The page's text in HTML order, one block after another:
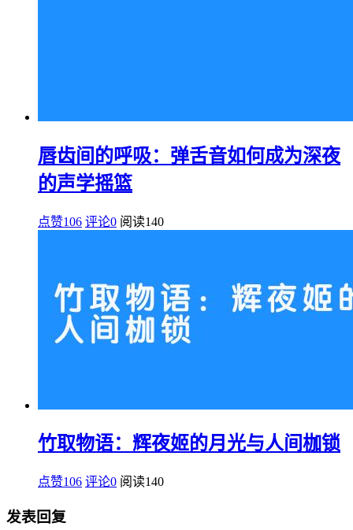
唇齿间的呼吸：弹舌音如何成为深夜
的声学摇篮
点赞106 评论0 阅读140
竹取物语：辉夜姬的月光与人间枷锁
点赞106 评论0 阅读140
发表回复